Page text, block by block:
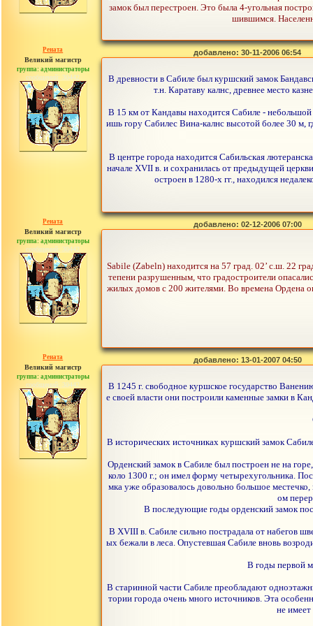
замок был перестроен. Это была 4-угольная
шившимся.
Рената
Великий магистр
группа: администраторы
сообщений: 30442
добавлено: 30-11-2006 06:54
В древности в Сабиле был куршский замок
т.н. Каратаву калнс, древнее место
В 15 км от Кандавы находится Сабиле -
ишь гору Сабилес Вина-калнс высотой более 30 м,
В центре города находится Сабильская
начале XVII в. и сохранилась от предыдущей
остроен в 1280-х гг., находился
Рената
Великий магистр
группа: администраторы
сообщений: 30442
добавлено: 02-12-2006 07:00
Sabile (Zabeln) находится на 57 град. 02’ с.ш. 22
тепени разрушенным, что градостроители
жилых домов с 200 жителями. Во времена Ордена
Рената
Великий магистр
группа: администраторы
сообщений: 30442
добавлено: 13-01-2007 04:50
В 1245 г. свободное куршское государство
е своей власти они построили каменные замки в
В исторических источниках куршский замок
Орденский замок в Сабиле был построен не на
коло 1300 г.; он имел форму четырехугольника.
мка уже образовалось довольно большое
ом
В последующие годы орденский замок
В XVIII в. Сабиле сильно пострадала от набегов
ых бежали в леса. Опустевшая Сабиле вновь
В годы первой
В старинной части Сабиле преобладают
тории города очень много источников. Эта
не